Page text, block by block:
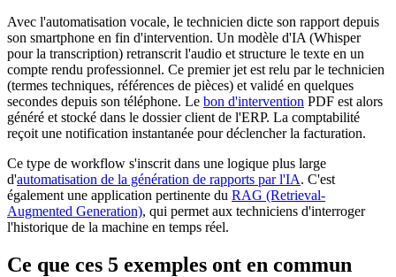
Avec l'automatisation vocale, le technicien dicte son rapport depuis
son smartphone en fin d'intervention. Un modèle d'IA (Whisper
pour la transcription) retranscrit l'audio et structure le texte en un
compte rendu professionnel. Ce premier jet est relu par le technicien
(termes techniques, références de pièces) et validé en quelques
secondes depuis son téléphone. Le bon d'intervention PDF est alors
généré et stocké dans le dossier client de l'ERP. La comptabilité
reçoit une notification instantanée pour déclencher la facturation.
Ce type de workflow s'inscrit dans une logique plus large
d'automatisation de la génération de rapports par l'IA. C'est
également une application pertinente du RAG (Retrieval-
Augmented Generation), qui permet aux techniciens d'interroger
l'historique de la machine en temps réel.
Ce que ces 5 exemples ont en commun